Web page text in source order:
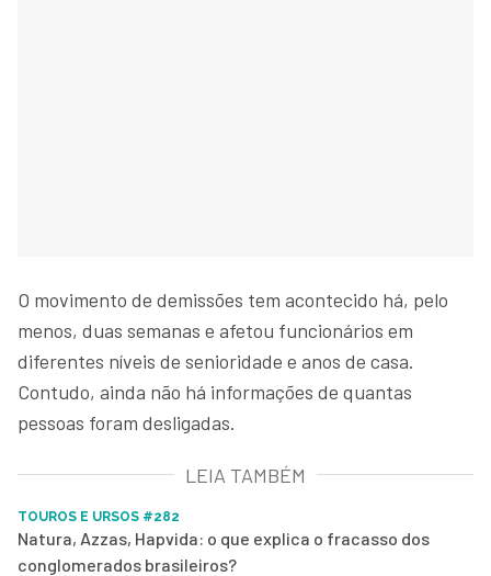
O movimento de demissões tem acontecido há, pelo
menos, duas semanas e afetou funcionários em
diferentes níveis de senioridade e anos de casa.
Contudo, ainda não há informações de quantas
pessoas foram desligadas.
LEIA TAMBÉM
TOUROS E URSOS #282
Natura, Azzas, Hapvida: o que explica o fracasso dos
conglomerados brasileiros?